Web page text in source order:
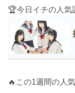
🏆今日イチの人気
🔥この1週間の人